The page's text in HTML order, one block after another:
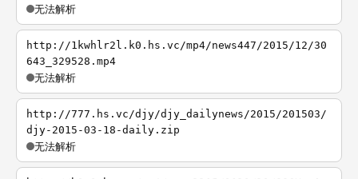
无法解析
http://1kwhlr2l.k0.hs.vc/mp4/news447/2015/12/30
643_329528.mp4
无法解析
http://777.hs.vc/djy/djy_dailynews/2015/201503/
djy-2015-03-18-daily.zip
无法解析